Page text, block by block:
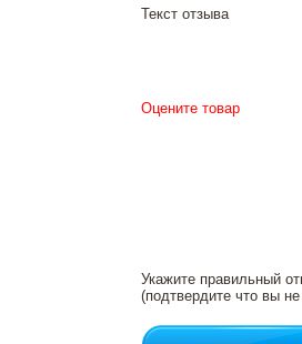
Текст отзыва
Оцените товар
Укажите правильный
(подтвердите что вы